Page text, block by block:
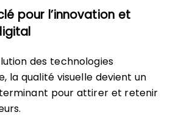
pour l’innovation et
des technologies
la qualité visuelle devient un
pour attirer et retenir